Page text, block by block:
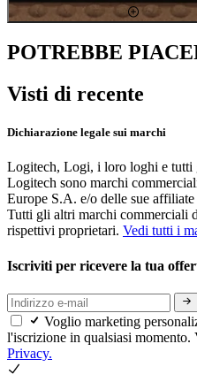
POTREBBE
Visti di recente
Dichiarazione legale sui marchi
Logitech, Logi, i loro loghi e tutti
Logitech sono marchi
Europe S.A. e/o delle sue
Tutti gli altri marchi commerciali
rispettivi proprietari. Vedi tutti i
Iscriviti per ricevere la tua
Voglio marketing
l'iscrizione in qualsiasi momento.
Privacy.